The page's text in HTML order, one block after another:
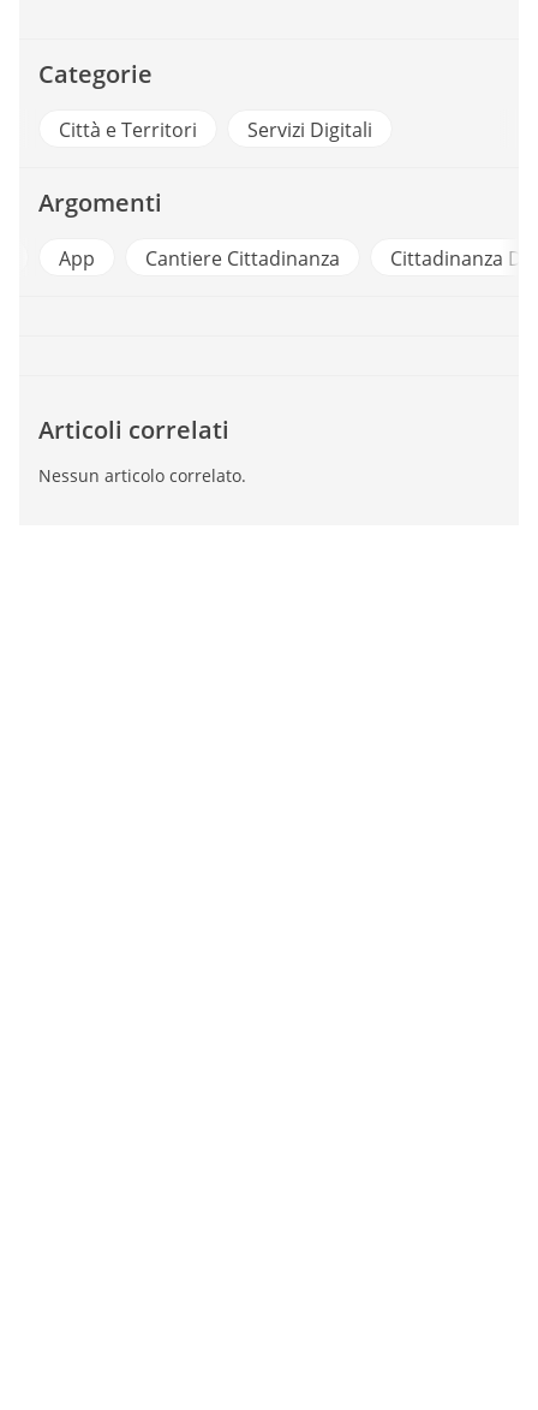
Categorie
Città e Territori Servizi Digitali
Argomenti
App Cantiere Cittadinanza Cittadinanza
Articoli correlati
Nessun articolo correlato.